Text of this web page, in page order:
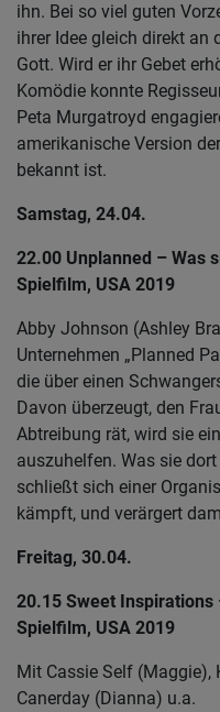
ihn. Bei so viel guten
ihrer Idee gleich direkt an
Gott. Wird er ihr Gebet
Komödie konnte
Peta Murgatroyd
amerikanische Version
bekannt ist.
Samstag, 24.04.
22.00 Unplanned – Was
Spielfilm, USA 2019
Abby Johnson (Ashley
Unternehmen „Planned
die über einen
Davon überzeugt, den
Abtreibung rät, wird sie
auszuhelfen. Was sie
schließt sich einer
kämpft, und verärgert
Freitag, 30.04.
20.15 Sweet Inspirations
Spielfilm, USA 2019
Mit Cassie Self (Maggie),
Canerday (Dianna) u.a.